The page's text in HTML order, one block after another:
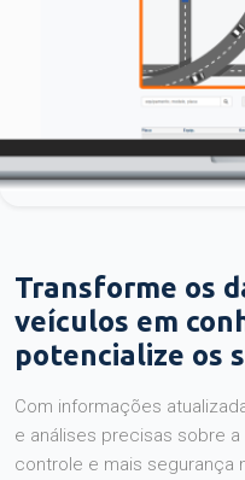
Transforme os
veículos em
potencialize os
Com informações
e análises precisas sobre
controle e mais segurança